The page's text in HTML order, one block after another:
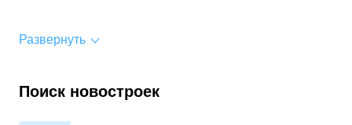
Развернуть
Поиск новостроек